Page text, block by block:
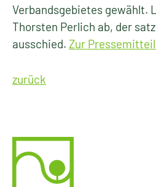
Verbandsgebietes gewählt.
Thorsten Perlich ab, der
ausschied. Zur
zurück